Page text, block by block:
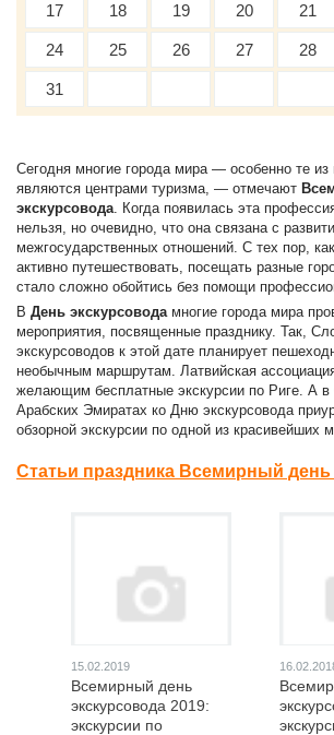
17 18 19 20 21
24 25 26 27 28
31
Сегодня многие города мира — особенно те из
являются центрами туризма, — отмечают
экскурсовода. Когда появилась эта
нельзя, но очевидно, что она связана с
межгосударственных отношений. С тех пор,
активно путешествовать, посещать разные
стало сложно обойтись без помощи
В День экскурсовода многие города мира
мероприятия, посвященные празднику. Так,
экскурсоводов к этой дате планирует
необычным маршрутам. Латвийская
желающим бесплатные экскурсии по Риге. А
Арабских Эмиратах ко Дню экскурсовода
обзорной экскурсии по одной из красивейших
Статьи праздника Всемирный день
15.02.2019
Всемирный день
экскурсовода 2019:
экскурсии по